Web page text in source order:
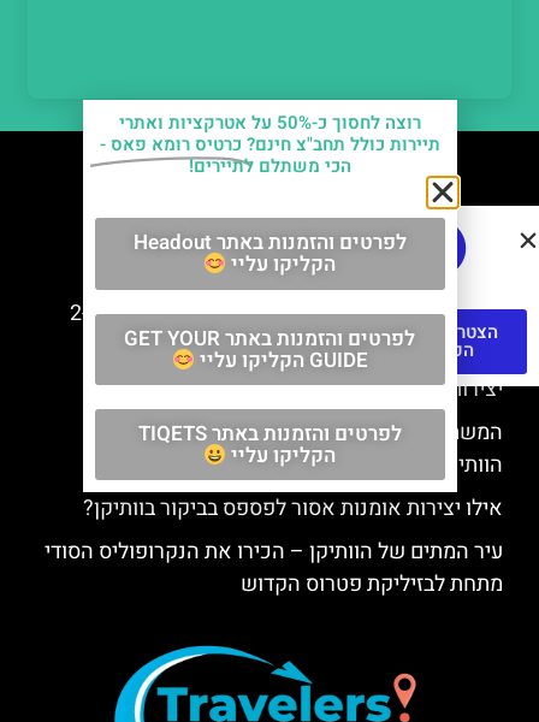
חשוב לדעת
למה קוראים לוותיקן – ותיקן? מה פירוש השם?
כתב יד ותיקן – אוצרות היהדות בוותיקן נמצאים ב-2
כתבי יד עתיקים
יצירות של רפאל בוותיקן
המשמר השוויצרי של הוותיקן – הכירו את שומרי
הוותיקן
אילו יצירות אומנות אסור לפספס בביקור בוותיקן?
עיר המתים של הוותיקן – הכירו את הנקרופוליס הסודי
מתחת לבזיליקת פטרוס הקדוש
הצטרפו לקבוצת
הפייסבוק
רוצה לחסוך כ-50% על אטרקציות ואתרי
תיירות כולל תחב"צ חינם? כרטיס רומא פאס -
הכי משתלם לתיירים!
לפרטים והזמנות באתר Headout
הקליקו עליי
לפרטים והזמנות באתר GET YOUR
GUIDE הקליקו עליי
לפרטים והזמנות באתר TIQETS
הקליקו עליי